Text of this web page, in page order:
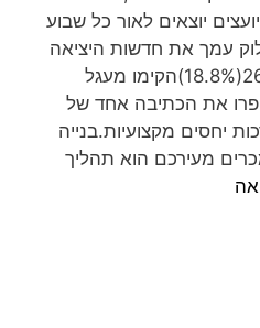
יוצאים לאור כל שבוע
עמך את חדשות היציאה
לאור של השבוע החולף: 26(18.8%)הקימו מעגל
את הכתיבה אחד של
יחסים מקצועיות.בנייה
מעירכם הוא תהליך